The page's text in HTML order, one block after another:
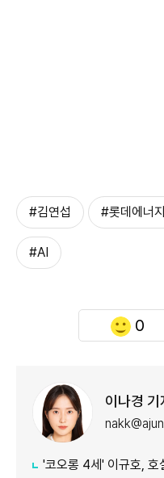
#김연섭 #롯데에너
#AI
0
이나경 기
'코오롱 4세' 이규호, 호실적